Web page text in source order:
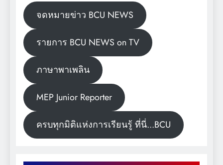
จดหมายข่าว BCU NEWS
รายการ BCU NEWS on TV
ภาษาพาเพลิน
MEP Junior Reporter
ครบทุกมิติแห่งการเรียนรู้ ที่นี่...BCU